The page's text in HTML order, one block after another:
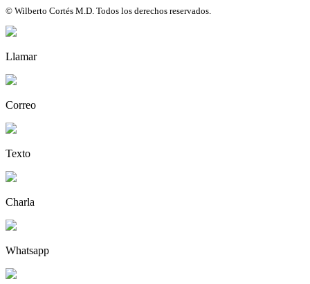
© Wilberto Cortés M.D. Todos los derechos reservados.
Llamar
Correo
Texto
Charla
Whatsapp